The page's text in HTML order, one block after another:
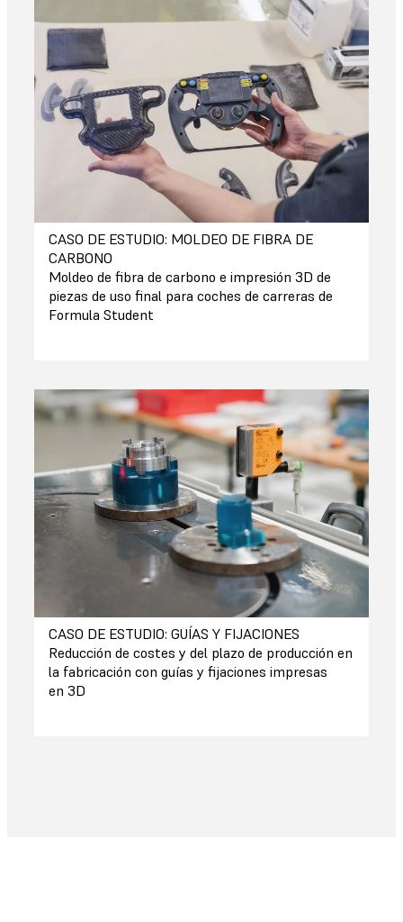
CASO DE ESTUDIO: MOLDEO DE FIBRA DE
CARBONO
Moldeo de fibra de carbono e impresión 3D de
piezas de uso final para coches de carreras de
Formula Student
CASO DE ESTUDIO: GUÍAS Y FIJACIONES
Reducción de costes y del plazo de producción en
la fabricación con guías y fijaciones impresas
en 3D